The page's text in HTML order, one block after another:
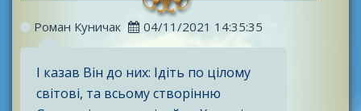
Роман Куничак 04/11/2021 14:35:35
І казав Він до них: Ідіть по цілому
світові, та всьому створінню